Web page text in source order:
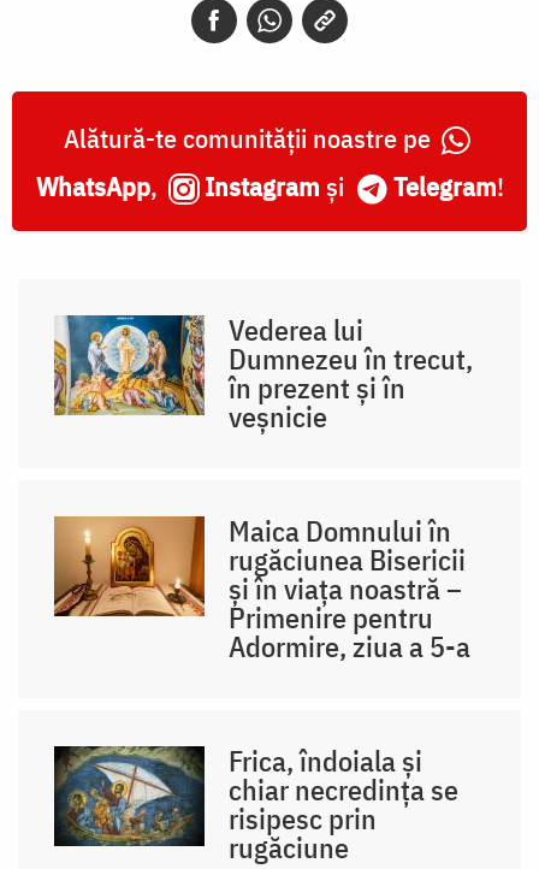
Alătură-te comunității noastre pe
WhatsApp, Instagram și Telegram!
Vederea lui
Dumnezeu în trecut,
în prezent și în
veșnicie
Maica Domnului în
rugăciunea Bisericii
și în viața noastră –
Primenire pentru
Adormire, ziua a 5-a
Frica, îndoiala și
chiar necredința se
risipesc prin
rugăciune